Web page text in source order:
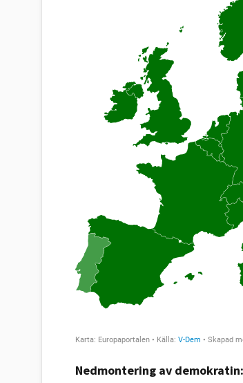
Nedmontering av